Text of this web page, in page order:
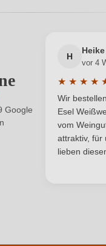
Bewertung von
Google
H
Heike
vor 4
★ ★ ★ ★
Wir
Esel
vom
attraktiv, für
lieben